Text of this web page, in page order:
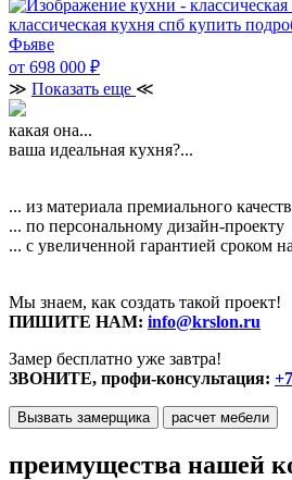
классическая кухня спб купить
Фьяве
от 698 000 ₽
≫ Показать еще ≪
какая она...
ваша идеальная кухня?...
... из материала премиального
... по персональному дизайн-проекту
... с увеличенной гарантией сроком
Мы знаем, как создать такой проект!
ПИШИТЕ НАМ: info@krslon.ru
Замер бесплатно уже завтра!
ЗВОНИТЕ, профи-консультация:
Вызвать замерщика расчет мебели
преимущества нашей